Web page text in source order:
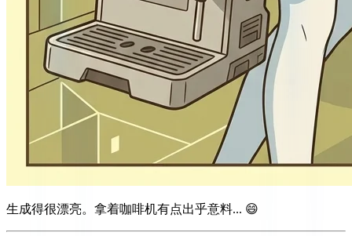
生成得很漂亮。拿着咖啡机有点出乎意料... 😄